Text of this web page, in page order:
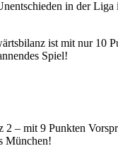
in der
ist mit nur 10
Spiel!
2 – mit 9 Punkten
München!